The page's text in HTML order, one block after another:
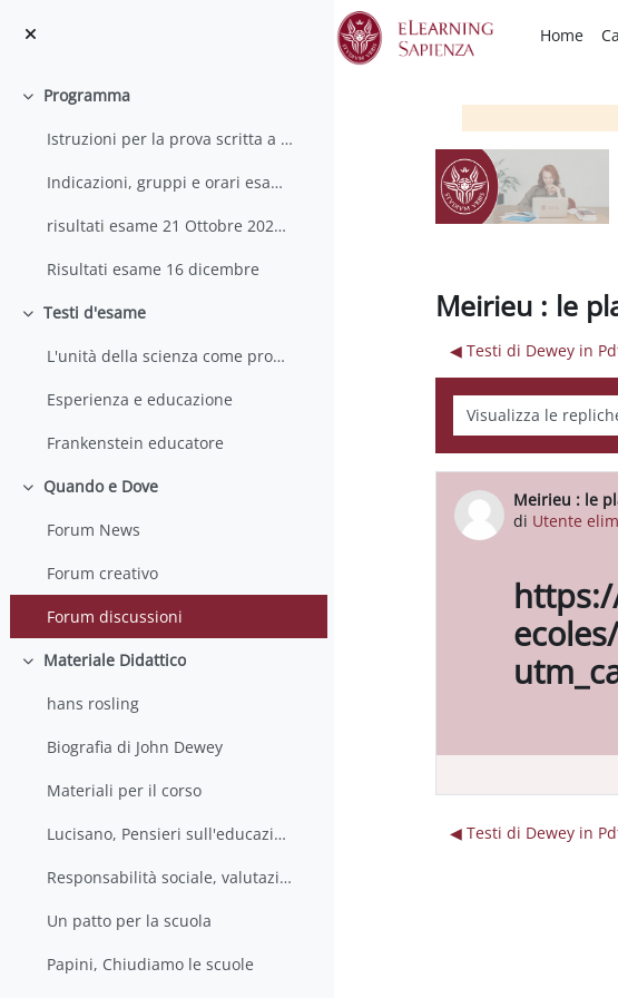
Home
Minimizza
Programma
Istruzioni per la prova scritta a distanza
Indicazioni, gruppi e orari esame 21 ottobre
risultati esame 21 Ottobre 2022 ALL
Risultati esame 16 dicembre
Minimizza
Testi d'esame
L'unità della scienza come problema sociale
Esperienza e educazione
Frankenstein educatore
Minimizza
Quando e Dove
Forum News
Forum creativo
Forum discussioni
Minimizza
Materiale Didattico
hans rosling
Biografia di John Dewey
Materiali per il corso
Lucisano, Pensieri sull'educazione
Responsabilità sociale, valutazione e ricerca educativa
Un patto per la scuola
Papini, Chiudiamo le scuole
Meirieu : le
◀︎ Testi di Dewey in
Modalità
Meirieu : le
di Utente
Numero di
◀︎ Testi di Dewey in